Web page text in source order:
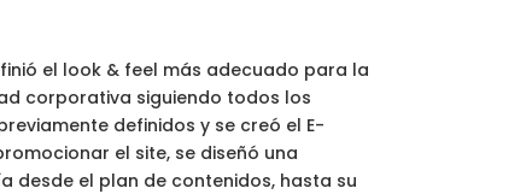
el look & feel más adecuado para la
corporativa siguiendo todos los
definidos y se creó el E-
el site, se diseñó una
desde el plan de contenidos, hasta su